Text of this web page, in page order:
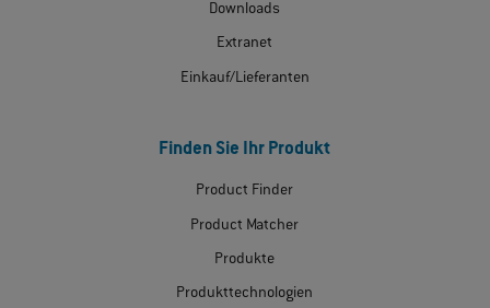
Downloads
Extranet
Einkauf/Lieferanten
Finden Sie Ihr Produkt
Product Finder
Product Matcher
Produkte
Produkttechnologien